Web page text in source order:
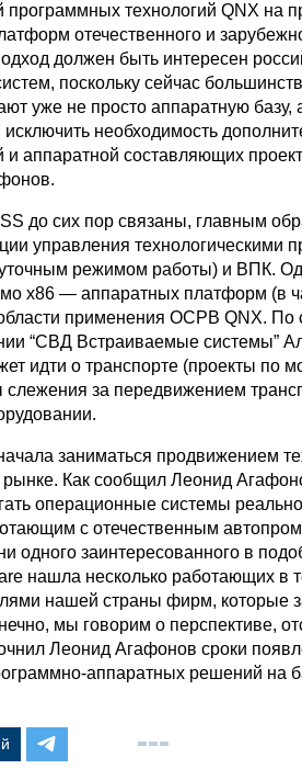
технологий QNX на
отечественного и
должен быть интересен
поскольку сейчас
уже не просто аппаратную базу,
необходимость
и аппаратной составляющих
до сих пор связаны, главным
управления технологическими
режимом работы) и ВПК.
x86 — аппаратных платформ (в
применения ОСРВ QNX. По
“СВД Встраиваемые системы”
идти о транспорте (проекты по
слежения за передвижением
заниматься продвижением
Как сообщил Леонид
операционные системы
с отечественным
одного заинтересованного в
нашла несколько работающих в
нашей страны фирм, которые
мы говорим о перспективе,
Леонид Агафонов сроки
аппаратных решений на